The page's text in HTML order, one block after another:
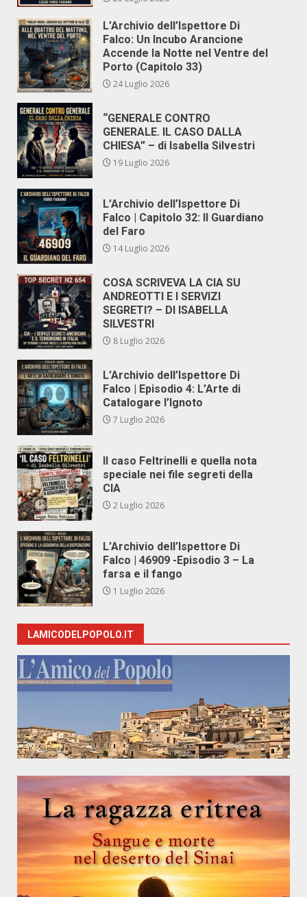
L’Archivio dell’Ispettore Di
Falco: Un Incubo Arancione
Accende la Notte nel Ventre del
Porto (Capitolo 33)
24 Luglio 2026
“GENERALE CONTRO
GENERALE. IL CASO DALLA
CHIESA” – di Isabella Silvestri
19 Luglio 2026
L’Archivio dell’Ispettore Di
Falco | Capitolo 32: Il Guardiano
del Faro
14 Luglio 2026
COSA SCRIVEVA LA CIA SU
ANDREOTTI E I SERVIZI
SEGRETI? – DI ISABELLA
SILVESTRI
8 Luglio 2026
L’Archivio dell’Ispettore Di
Falco | Episodio 4: L’Arte di
Catalogare l’Ignoto
7 Luglio 2026
Il caso Feltrinelli e quella nota
speciale nei file segreti della
CIA
2 Luglio 2026
L’Archivio dell’Ispettore Di
Falco | 46909 -Episodio 3 – La
farsa e il fango
1 Luglio 2026
LAMICODELPOPOLO.IT